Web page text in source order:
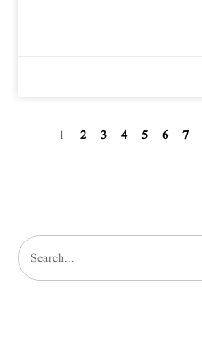
1 2 3 4 5 6 7